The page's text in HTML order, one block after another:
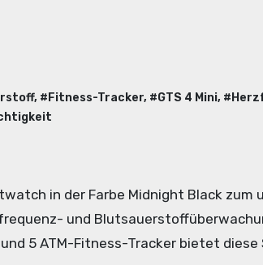
, # Fitness-Tracker, #GTS 4 Mini, #
und
5 ATM-Fitness-Tracker bietet